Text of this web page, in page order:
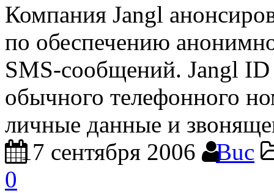
Компания Jangl
по обеспечению
SMS-сообщений. Jangl ID
обычного телефонного
личные данные и
17 сентября 2006
Buc
0